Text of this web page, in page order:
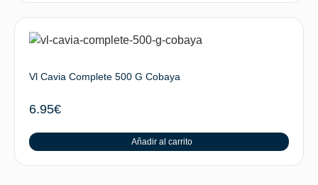
Vl Cavia Complete 500 G Cobaya
6.95€
Añadir al carrito